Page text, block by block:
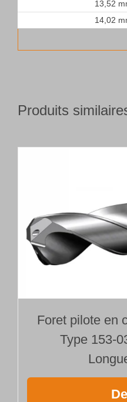
13,52
14,02
Produits
Foret pilote en
Type 153-